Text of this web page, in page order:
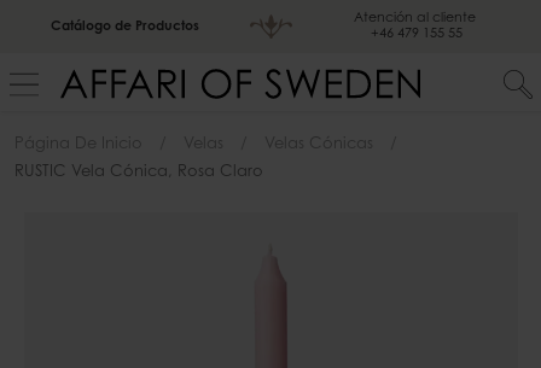
Catálogo de Productos
Atención al cliente
+46 479 155 55
Página De Inicio Velas
Velas Cónicas
RUSTIC Vela Cónica, Rosa Claro